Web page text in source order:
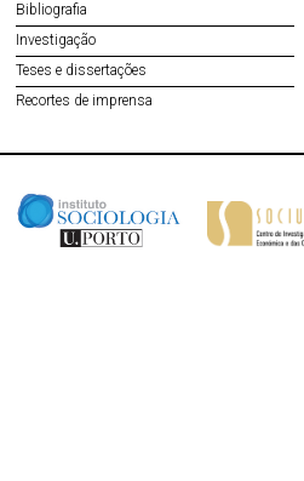
Bibliografia
Investigação
Teses e dissertações
Recortes de imprensa